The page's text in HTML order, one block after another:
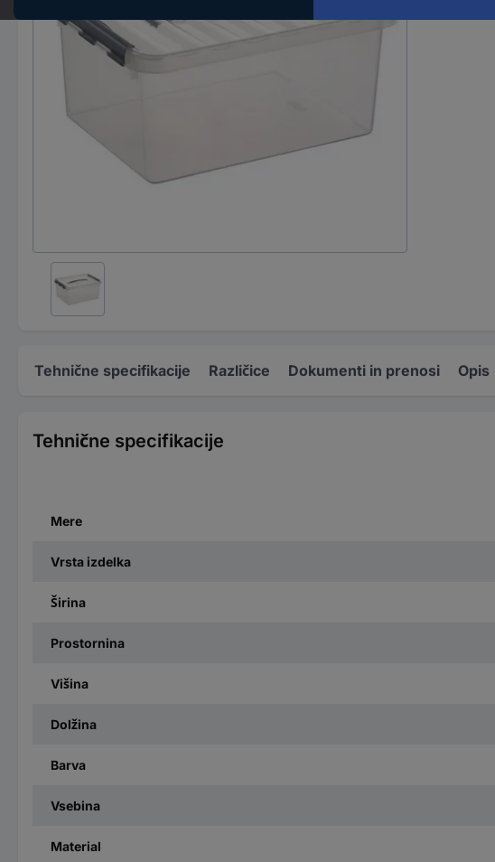
Tehnične specifikacije Različice Dokumenti in prenosi Opis
Tehnične specifikacije
Mere
Vrsta izdelka
Širina
Prostornina
Višina
Dolžina
Barva
Vsebina
Material